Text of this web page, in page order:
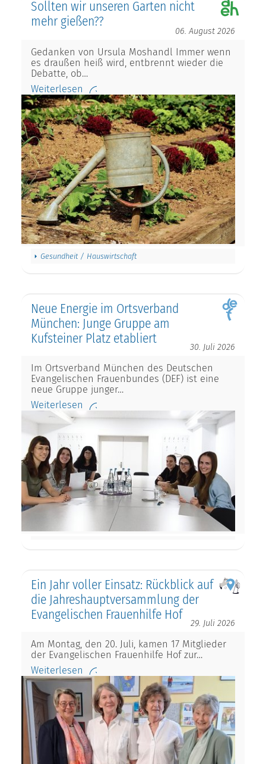
Sollten wir unseren Garten nicht
mehr gießen??
06. August 2026
Gedanken von Ursula Moshandl Immer wenn
es draußen heiß wird, entbrennt wieder die
Debatte, ob…
Weiterlesen
Gesundheit / Hauswirtschaft
Neue Energie im Ortsverband
München: Junge Gruppe am
Kufsteiner Platz etabliert
30. Juli 2026
Im Ortsverband München des Deutschen
Evangelischen Frauenbundes (DEF) ist eine
neue Gruppe junger…
Weiterlesen
Ein Jahr voller Einsatz: Rückblick auf
die Jahreshauptversammlung der
Evangelischen Frauenhilfe Hof
29. Juli 2026
Am Montag, den 20. Juli, kamen 17 Mitglieder
der Evangelischen Frauenhilfe Hof zur…
Weiterlesen